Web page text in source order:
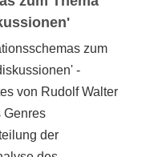
zum
-
von Rudolf Walter
Genres
der